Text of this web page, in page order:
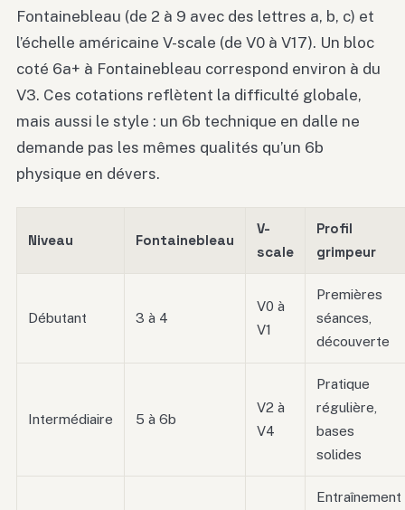
Fontainebleau (de 2 à 9 avec des lettres a, b, c) et
l’échelle américaine V-scale (de V0 à V17). Un bloc
coté 6a+ à Fontainebleau correspond environ à du
V3. Ces cotations reflètent la difficulté globale,
mais aussi le style : un 6b technique en dalle ne
demande pas les mêmes qualités qu’un 6b
physique en dévers.
Niveau Fontainebleau
V-
scale
Profil
grimpeur
Débutant 3 à 4
V0 à
V1
Premières
séances,
découverte
Intermédiaire 5 à 6b
V2 à
V4
Pratique
régulière,
bases
solides
Entraînement